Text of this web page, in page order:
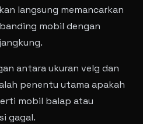
langsung memancarkan
mobil dengan
antara ukuran velg dan
penentu utama apakah
mobil balap atau
gagal.